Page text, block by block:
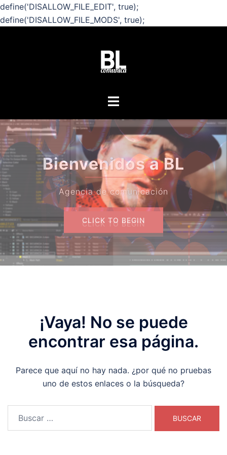
define('DISALLOW_FILE_EDIT', true);
define('DISALLOW_FILE_MODS', true);
Alternar
Bienvenidos a BL
Agencia de comunicación
CLICK TO BEGIN
CLICK TO BEGIN
¡Vaya! No se puede
encontrar esa página.
Parece que aquí no hay nada. ¿por qué no pruebas
uno de estos enlaces o la búsqueda?